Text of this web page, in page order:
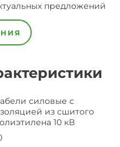
предложений
силовые с
из сшитого
10 кВ